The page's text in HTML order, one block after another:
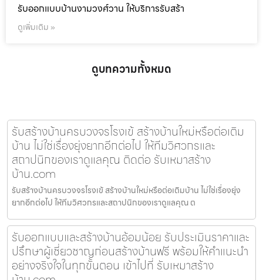
รับออกแบบบ้านงามวงศ์วาน ให้บริการรับสร้า
ดูเพิ่มเติม »
ดูบทความทั้งหมด
รับสร้างบ้านครบวงจรโรงเข้ สร้างบ้านใหม่หรือต่อเติม
บ้าน ไม่ใช่เรื่องยุ่งยากอีกต่อไป ให้ทีมวิศวกรและ
สถาปนิกของเราดูแลคุณ ติดต่อ รับเหมาสร้าง
บ้าน.com
รับสร้างบ้านครบวงจรโรงเข้ สร้างบ้านใหม่หรือต่อเติมบ้าน ไม่ใช่เรื่องยุ่ง
ยากอีกต่อไป ให้ทีมวิศวกรและสถาปนิกของเราดูแลคุณ ต
รับออกแบบและสร้างบ้านอ้อมน้อย รับประเมินราคาและ
ปรึกษาผู้เชี่ยวชาญก่อนสร้างบ้านฟรี พร้อมให้คำแนะนำ
อย่างจริงใจในทุกขั้นตอน เข้าไปที่ รับเหมาสร้าง